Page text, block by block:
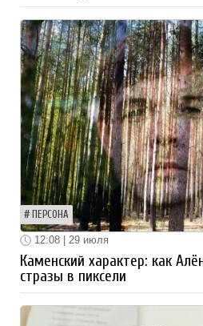
ПЕРСОНА
12:08 | 29 июля
Каменский характер: как
стразы в пиксели